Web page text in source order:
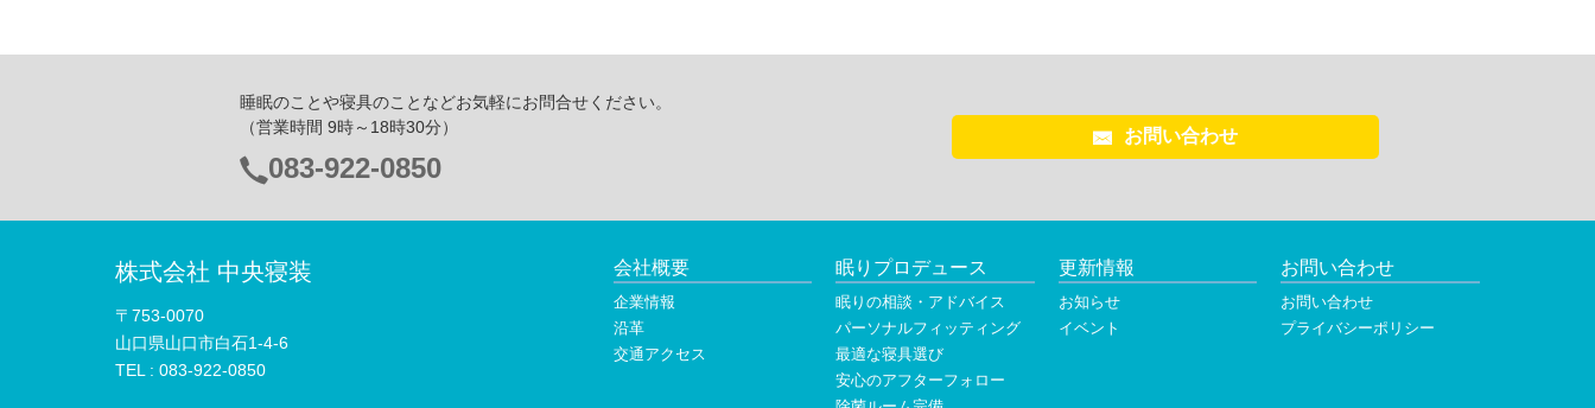
睡眠のことや寝具のことなどお気軽にお問合せください。
（営業時間 9時～18時30分）
電
号：
083-922-0850
お問い合わせ
株式会社 中央寝装
〒753-0070
山口県山口市白石1-4-6
TEL : 083-922-0850
会社概要
企業情報
沿革
交通アクセス
眠りプロデュース
眠りの相談・アドバイス
パーソナルフィッティング
最適な寝具選び
安心のアフターフォロー
更新情報
お知らせ
イベント
お問い合わせ
お問い合わせ
プライバシーポリシー